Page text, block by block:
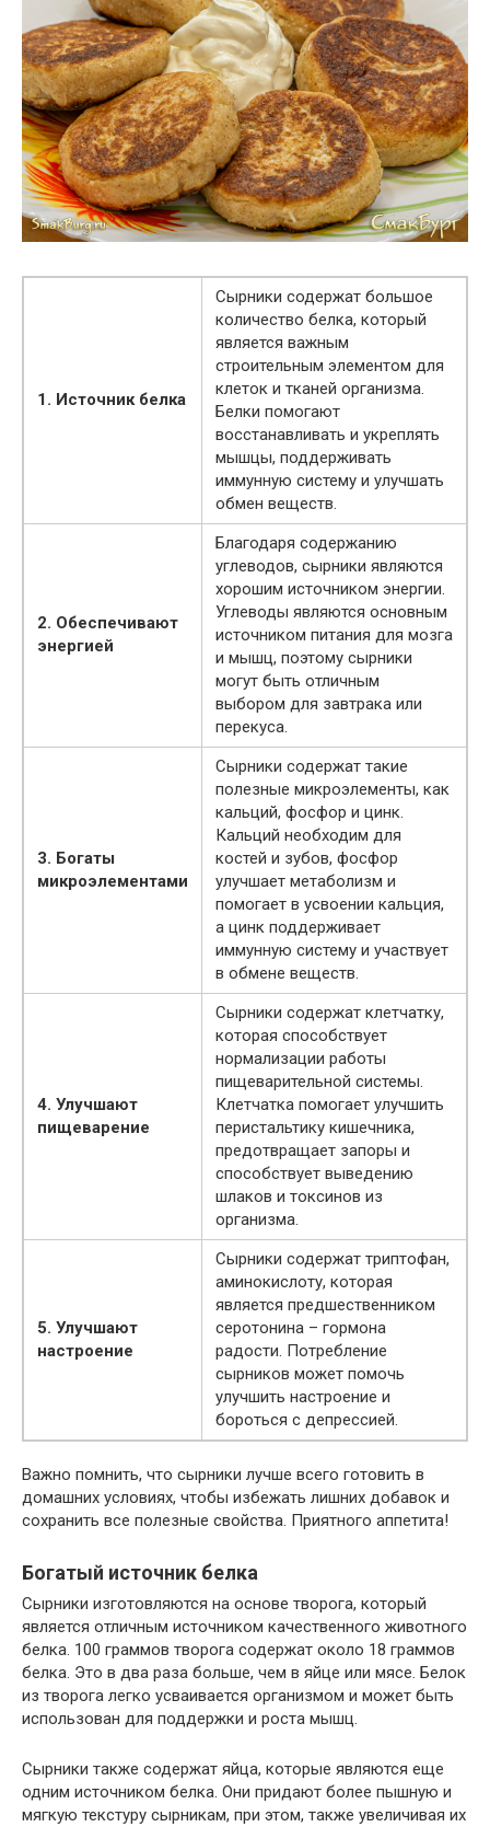
1. Источник белка
Сырники содержат большое
количество белка, который
является важным
строительным элементом для
клеток и тканей организма.
Белки помогают
восстанавливать и укреплять
мышцы, поддерживать
иммунную систему и улучшать
обмен веществ.
2. Обеспечивают
энергией
Благодаря содержанию
углеводов, сырники являются
хорошим источником энергии.
Углеводы являются основным
источником питания для мозга
и мышц, поэтому сырники
могут быть отличным
выбором для завтрака или
перекуса.
3. Богаты
микроэлементами
Сырники содержат такие
полезные микроэлементы, как
кальций, фосфор и цинк.
Кальций необходим для
костей и зубов, фосфор
улучшает метаболизм и
помогает в усвоении кальция,
а цинк поддерживает
иммунную систему и участвует
в обмене веществ.
4. Улучшают
пищеварение
Сырники содержат клетчатку,
которая способствует
нормализации работы
пищеварительной системы.
Клетчатка помогает улучшить
перистальтику кишечника,
предотвращает запоры и
способствует выведению
шлаков и токсинов из
организма.
5. Улучшают
настроение
Сырники содержат триптофан,
аминокислоту, которая
является предшественником
серотонина – гормона
радости. Потребление
сырников может помочь
улучшить настроение и
бороться с депрессией.
Важно помнить, что сырники лучше всего готовить в
домашних условиях, чтобы избежать лишних добавок и
сохранить все полезные свойства. Приятного аппетита!
Богатый источник белка
Сырники изготовляются на основе творога, который
является отличным источником качественного животного
белка. 100 граммов творога содержат около 18 граммов
белка. Это в два раза больше, чем в яйце или мясе. Белок
из творога легко усваивается организмом и может быть
использован для поддержки и роста мышц.
Сырники также содержат яйца, которые являются еще
одним источником белка. Они придают более пышную и
мягкую текстуру сырникам, при этом, также увеличивая их